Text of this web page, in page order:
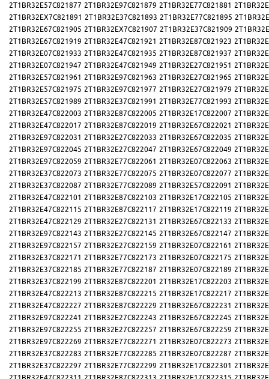
2T1BR32E57C821877 2T1BR32E97C821879 2T1BR32E77C821881
2T1BR32EX7C821891 2T1BR32E37C821893 2T1BR32E77C821895
2T1BR32E67C821905 2T1BR32EX7C821907 2T1BR32E37C821909
2T1BR32E67C821919 2T1BR32E47C821921 2T1BR32E87C821923
2T1BR32E07C821933 2T1BR32E47C821935 2T1BR32E87C821937
2T1BR32E07C821947 2T1BR32E47C821949 2T1BR32E27C821951
2T1BR32E57C821961 2T1BR32E97C821963 2T1BR32E27C821965
2T1BR32E57C821975 2T1BR32E97C821977 2T1BR32E27C821979
2T1BR32E57C821989 2T1BR32E37C821991 2T1BR32E77C821993
2T1BR32E47C822003 2T1BR32E87C822005 2T1BR32E17C822007
2T1BR32E47C822017 2T1BR32E87C822019 2T1BR32E67C822021
2T1BR32E97C822031 2T1BR32E27C822033 2T1BR32E67C822035
2T1BR32E97C822045 2T1BR32E27C822047 2T1BR32E67C822049
2T1BR32E97C822059 2T1BR32E77C822061 2T1BR32E07C822063
2T1BR32E37C822073 2T1BR32E77C822075 2T1BR32E07C822077
2T1BR32E37C822087 2T1BR32E77C822089 2T1BR32E57C822091
2T1BR32E47C822101 2T1BR32E87C822103 2T1BR32E17C822105
2T1BR32E47C822115 2T1BR32E87C822117 2T1BR32E17C822119
2T1BR32E47C822129 2T1BR32E27C822131 2T1BR32E67C822133
2T1BR32E97C822143 2T1BR32E27C822145 2T1BR32E67C822147
2T1BR32E97C822157 2T1BR32E27C822159 2T1BR32E07C822161
2T1BR32E37C822171 2T1BR32E77C822173 2T1BR32E07C822175
2T1BR32E37C822185 2T1BR32E77C822187 2T1BR32E07C822189
2T1BR32E37C822199 2T1BR32E87C822201 2T1BR32E17C822203
2T1BR32E47C822213 2T1BR32E87C822215 2T1BR32E17C822217
2T1BR32E47C822227 2T1BR32E87C822229 2T1BR32E67C822231
2T1BR32E97C822241 2T1BR32E27C822243 2T1BR32E67C822245
2T1BR32E97C822255 2T1BR32E27C822257 2T1BR32E67C822259
2T1BR32E97C822269 2T1BR32E77C822271 2T1BR32E07C822273
2T1BR32E37C822283 2T1BR32E77C822285 2T1BR32E07C822287
2T1BR32E37C822297 2T1BR32E77C822299 2T1BR32E17C822301